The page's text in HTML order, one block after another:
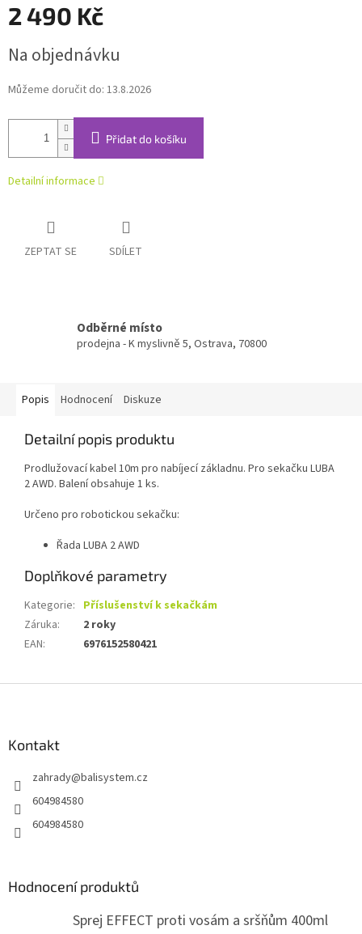
2 490 Kč
cena:
Na objednávku
Můžeme doručit do: 13.8.2026
Přidat do košíku
Detailní informace
ZEPTAT SE SDÍLET
Odběrné místo
prodejna - K myslivně 5, Ostrava, 70800
Popis Hodnocení Diskuze
Detailní popis produktu
Prodlužovací kabel 10m pro nabíjecí základnu. Pro sekačku LUBA
2 AWD. Balení obsahuje 1 ks.
Určeno pro robotickou sekačku:
Řada LUBA 2 AWD
Doplňkové parametry
Kategorie: Příslušenství k sekačkám
Záruka:
2 roky
EAN: 6976152580421
Kontakt
zahrady@balisystem.cz
604984580
604984580
Hodnocení produktů
Sprej EFFECT proti vosám a sršňům 400ml